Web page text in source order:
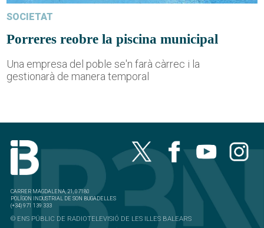
SOCIETAT
Porreres reobre la piscina municipal
Una empresa del poble se'n farà càrrec i la
gestionarà de manera temporal
CARRER MAGDALENA, 21, 07180
POLÍGON INDUSTRIAL DE SON BUGADELLES
(+34) 971 139 333
© ENS PÚBLIC DE RADIOTELEVISIÓ DE LES ILLES BALEARS